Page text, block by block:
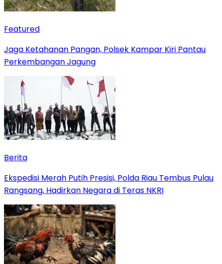
Featured
Jaga Ketahanan Pangan, Polsek Kampar Kiri Pantau
Perkembangan Jagung
Berita
Ekspedisi Merah Putih Presisi, Polda Riau Tembus Pulau
Rangsang, Hadirkan Negara di Teras NKRI